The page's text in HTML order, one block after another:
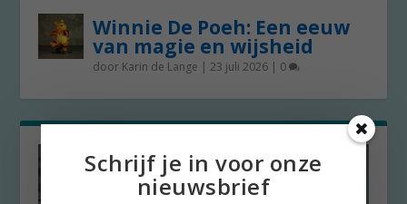
Winnie De Poeh: Een eeuw
van magie en wijsheid
door Karin de Lange |23 juli 2026 | 0
Schrijf je in voor onze
nieuwsbrief